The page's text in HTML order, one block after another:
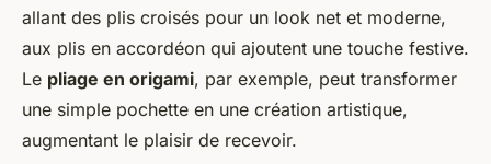
allant des plis croisés pour un look net et moderne,
aux plis en accordéon qui ajoutent une touche festive.
Le pliage en origami, par exemple, peut transformer
une simple pochette en une création artistique,
augmentant le plaisir de recevoir.